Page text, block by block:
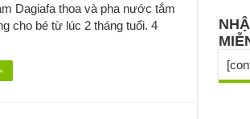
Dagiafa thoa và pha nước tắm
cho bé từ lúc 2 tháng tuổi. 4